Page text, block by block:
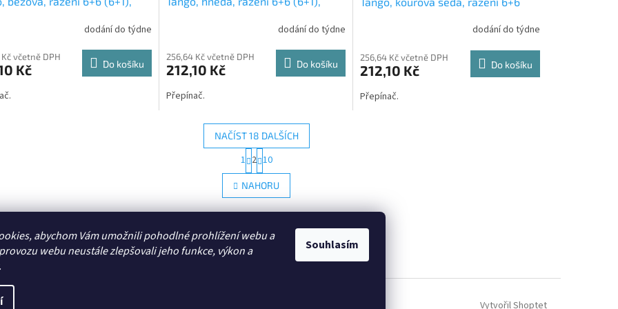
abychom Vám umožnili pohodlné prohlížení webu a
webu neustále zlepšovali jeho funkce, výkon a
Souhlasím
dodání do týdne
včetně DPH
Kč Do košíku
dodání do týdne
256,64 Kč včetně DPH
212,10 Kč Do košíku
Přepínač.
dodání do týdne
256,64 Kč včetně DPH
212,10 Kč Do košíku
Přepínač.
O
v
l
á
a
c
NAČÍST 18 DALŠÍCH
S
t
r
á
n
k
v
1 2 10
NAHORU
Zboží.cz
Vytvořil Shoptet
vyhrazena.